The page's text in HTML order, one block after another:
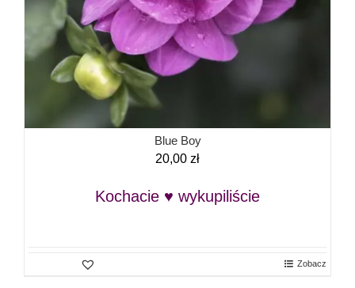
Blue Boy
20,00 zł
Kochacie ♥ wykupiliście
Zobacz